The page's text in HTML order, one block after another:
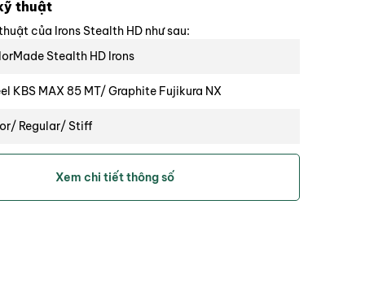
thuật
của Irons Stealth HD như sau:
Stealth HD Irons
KBS MAX 85 MT/ Graphite Fujikura NX
Regular/ Stiff
Xem chi tiết thông số
dễ dàng
trí nào.
lập với
gậy sắt
lớn. Tại
bù đắp
Song, có